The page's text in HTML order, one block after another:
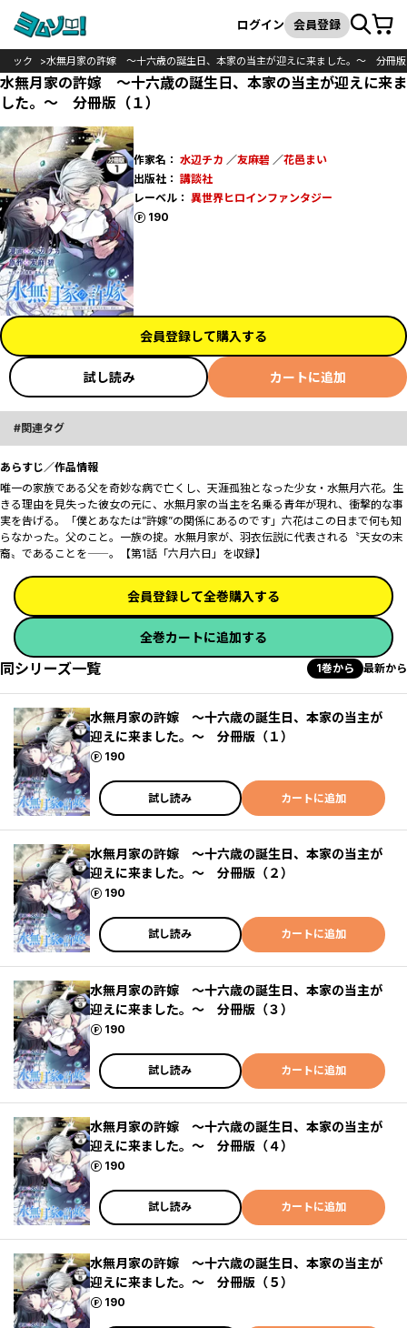
検索
ログイン 会員登録カート
ミック 水無月家の許嫁 ～十六歳の誕生日、本家の当主が迎えに来ました。～ 分冊版
水無月家の許嫁 ～十六歳の誕生日、本家の当主が迎えに来ま
した。～ 分冊版（１）
作家名： 水辺チカ ／友麻碧 ／花邑まい
出版社： 講談社
レーベル： 異世界ヒロインファンタジー
190
ポイント
会員登録して購入する
試し読み カートに追加
関連タグ
あらすじ／作品情報
唯一の家族である父を奇妙な病で亡くし、天涯孤独となった少女・水無月六花。生
きる理由を見失った彼女の元に、水無月家の当主を名乗る青年が現れ、衝撃的な事
実を告げる。「僕とあなたは”許嫁”の関係にあるのです」―――六花はこの日まで何も知
らなかった。父のこと。一族の掟。水無月家が、羽衣伝説に代表される〝天女の末
裔〟であることを――。【第1話「六月六日」を収録】
会員登録して全巻購入する
全巻カートに追加する
同シリーズ一覧 1巻から 最新から
水無月家の許嫁 ～十六歳の誕生日、本家の当主が
迎えに来ました。～ 分冊版（１）
190
ポイント
試し読み カートに追加
水無月家の許嫁 ～十六歳の誕生日、本家の当主が
迎えに来ました。～ 分冊版（２）
190
ポイント
試し読み カートに追加
水無月家の許嫁 ～十六歳の誕生日、本家の当主が
迎えに来ました。～ 分冊版（３）
190
ポイント
試し読み カートに追加
水無月家の許嫁 ～十六歳の誕生日、本家の当主が
迎えに来ました。～ 分冊版（４）
190
ポイント
試し読み カートに追加
水無月家の許嫁 ～十六歳の誕生日、本家の当主が
迎えに来ました。～ 分冊版（５）
190
ポイント